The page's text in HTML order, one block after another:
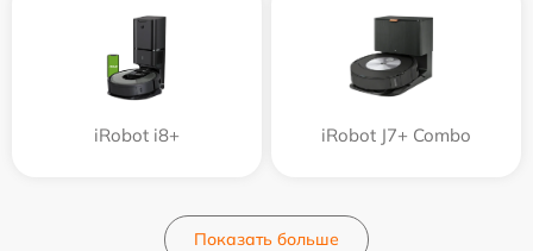
iRobot i8+ iRobot J7+ Combo
Показать больше